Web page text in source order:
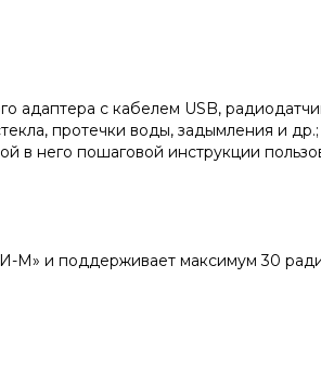
адаптера с кабелем USB,
протечки воды, задымления и др.;
в него пошаговой инструкции
М» и поддерживает максимум 30